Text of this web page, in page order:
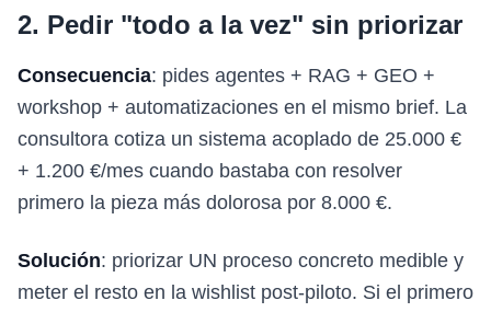
2. Pedir "todo a la vez" sin priorizar
Consecuencia: pides agentes + RAG + GEO +
workshop + automatizaciones en el mismo brief. La
consultora cotiza un sistema acoplado de 25.000 €
+ 1.200 €/mes cuando bastaba con resolver
primero la pieza más dolorosa por 8.000 €.
Solución: priorizar UN proceso concreto medible y
meter el resto en la wishlist post-piloto. Si el primero